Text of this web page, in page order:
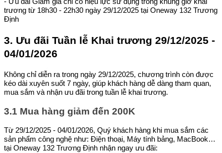
trương từ 18h30 - 22h30 ngày 29/12/2025 tại Oneway 132 Trương
Định
3. Ưu đãi Tuần lễ Khai trương 29/12/2025 -
04/01/2026
Không chỉ diễn ra trong ngày 29/12/2025, chương trình còn được
kéo dài xuyên suốt 7 ngày, giúp khách hàng dễ dàng tham quan,
mua sắm và nhận ưu đãi trong tuần lễ khai trương.
3.1 Mua hàng giảm đến 200K
Từ 29/12/2025 - 04/01/2026, Quý khách hàng khi mua sắm các
sản phẩm công nghệ như: Điện thoại, Máy tính bảng, MacBook…
tại Oneway 132 Trương Định nhận ngay ưu đãi: